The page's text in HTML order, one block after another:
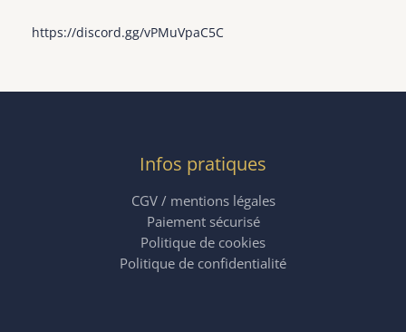
https://discord.gg/vPMuVpaC5C
Infos pratiques
CGV / mentions légales
Paiement sécurisé
Politique de cookies
Politique de confidentialité